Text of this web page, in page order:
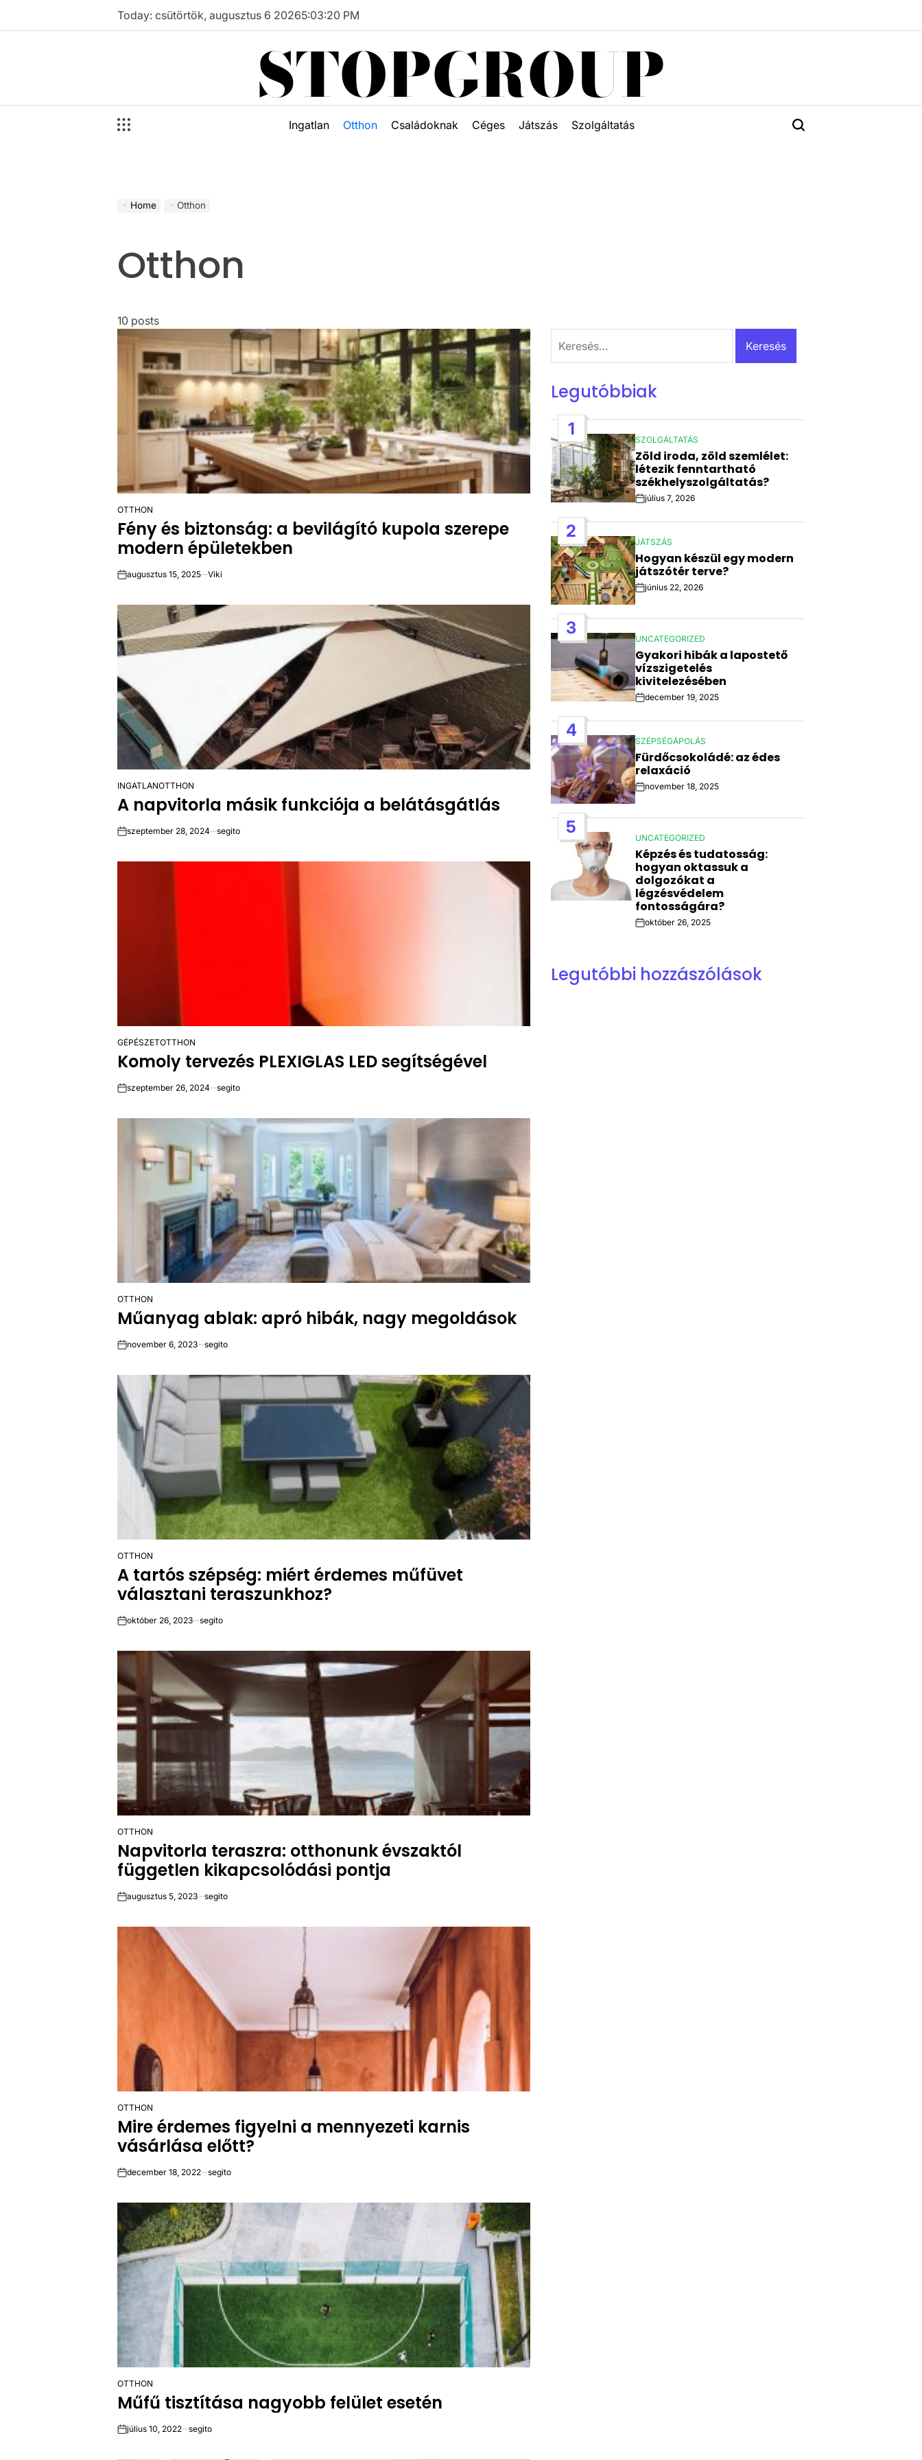
Today: csütörtök, augusztus 6 20265:03:21 PM
STOPGROUP
Ingatlan Otthon Családoknak Céges Játszás Szolgáltatás
Home Otthon
Otthon
10 posts
POSTED
IN
OTTHON
Fény és biztonság: a bevilágító kupola szerepe
modern épületekben
onaugusztus 15, 2025 Viki
POSTED
IN
INGATLANOTTHON
A napvitorla másik funkciója a belátásgátlás
onszeptember 28, 2024 segito
POSTED
IN
GÉPÉSZETOTTHON
Komoly tervezés PLEXIGLAS LED segítségével
onszeptember 26, 2024 segito
POSTED
IN
OTTHON
Műanyag ablak: apró hibák, nagy megoldások
onnovember 6, 2023 segito
POSTED
IN
OTTHON
A tartós szépség: miért érdemes műfüvet
választani teraszunkhoz?
onoktóber 26, 2023 segito
POSTED
IN
OTTHON
Napvitorla teraszra: otthonunk évszaktól
független kikapcsolódási pontja
onaugusztus 5, 2023 segito
POSTED
IN
OTTHON
Mire érdemes figyelni a mennyezeti karnis
vásárlása előtt?
ondecember 18, 2022 segito
POSTED
IN
OTTHON
Műfű tisztítása nagyobb felület esetén
onjúlius 10, 2022 segito
Legutóbbiak
1
POSTED
IN
SZOLGÁLTATÁS
Zöld iroda, zöld szemlélet:
létezik fenntartható
székhelyszolgáltatás?
Postjúlius 7, 2026
2
POSTED
IN
JÁTSZÁS
Hogyan készül egy modern
játszótér terve?
Post
Date
június 22, 2026
3
POSTED
IN
UNCATEGORIZED
Gyakori hibák a lapostető
vízszigetelés
kivitelezésében
Postdecember 19, 2025
4
POSTED
IN
SZÉPSÉGÁPOLÁS
Fürdőcsokoládé: az édes
relaxáció
Post
Date
november 18, 2025
5
POSTED
IN
UNCATEGORIZED
Képzés és tudatosság:
hogyan oktassuk a
dolgozókat a
légzésvédelem
fontosságára?
Postoktóber 26, 2025
Legutóbbi hozzászólások